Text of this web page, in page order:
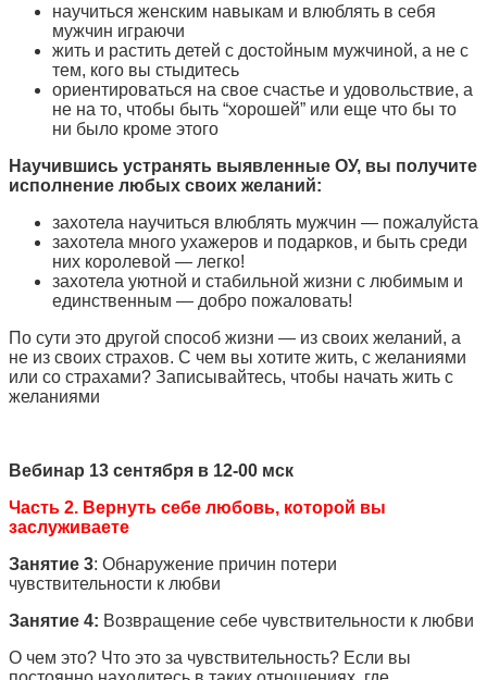
научиться женским навыкам и влюблять в себя
мужчин играючи
жить и растить детей с достойным мужчиной, а не с
тем, кого вы стыдитесь
ориентироваться на свое счастье и удовольствие, а
не на то, чтобы быть “хорошей” или еще что бы то
ни было кроме этого
Научившись устранять выявленные ОУ, вы получите
исполнение любых своих желаний:
захотела научиться влюблять мужчин — пожалуйста
захотела много ухажеров и подарков, и быть среди
них королевой — легко!
захотела уютной и стабильной жизни с любимым и
единственным — добро пожаловать!
По сути это другой способ жизни — из своих желаний, а
не из своих страхов. С чем вы хотите жить, с желаниями
или со страхами? Записывайтесь, чтобы начать жить с
желаниями
Вебинар 13 сентября в 12-00 мск
Часть 2. Вернуть себе любовь, которой вы
заслуживаете
Занятие 3: Обнаружение причин потери
чувствительности к любви
Занятие 4: Возвращение себе чувствительности к любви
О чем это? Что это за чувствительность? Если вы